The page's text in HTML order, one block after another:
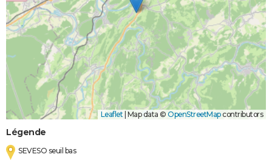
Leaflet Map data © OpenStreetMapcontributors
Légende
SEVESO seuil bas